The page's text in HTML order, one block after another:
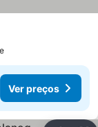
preços
Ver preços